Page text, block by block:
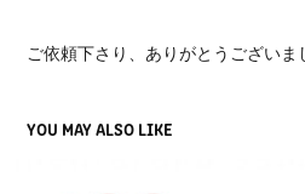
ご依頼下さり、ありがとうございま
YOU MAY ALSO LIKE